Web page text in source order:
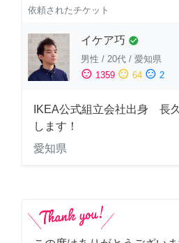
依頼されたチケット
イケア巧 check_circle
男性 / 20代 / 愛知県
sentiment_satisfied 1359 sentiment_neutral 64 sentiment_dissatisfied 2
IKEA公式組立会社出身 長
します！
愛知県